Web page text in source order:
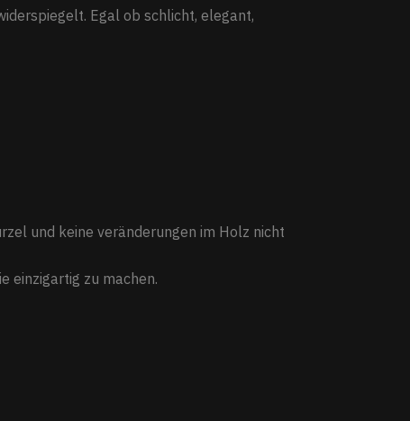
Egal ob schlicht, elegant,
und keine veränderungen im Holz nicht
einzigartig zu machen.